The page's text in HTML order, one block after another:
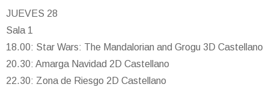
JUEVES 28
Sala 1
18.00: Star Wars: The Mandalorian and Grogu 3D Castellano
20.30: Amarga Navidad 2D Castellano
22.30: Zona de Riesgo 2D Castellano